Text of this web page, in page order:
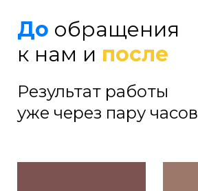
До обращения
к нам и после
Результат работы
уже через пару часов